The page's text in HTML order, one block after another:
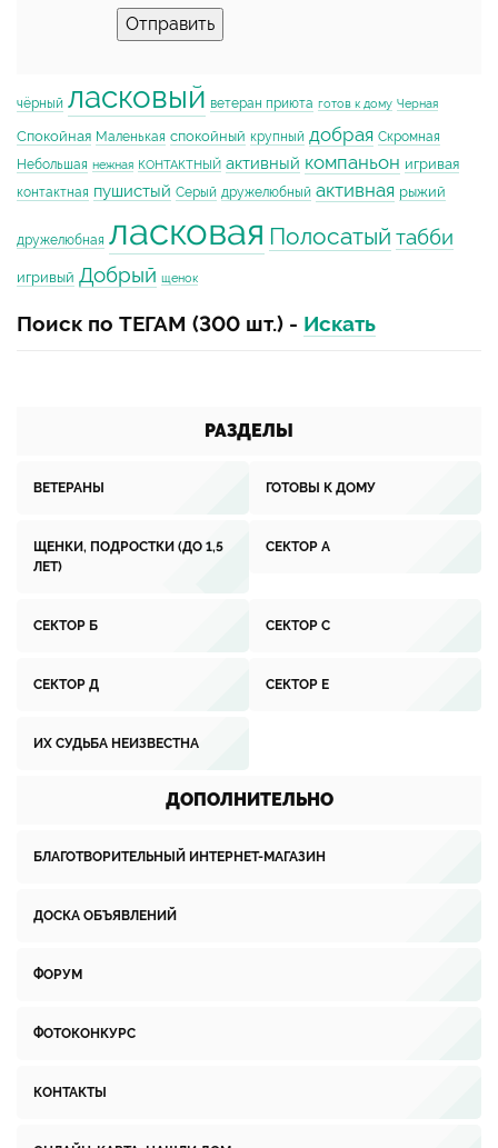
Отправить
чёрный ласковый ветеран приюта готов к дому Черная
Спокойная Маленькая спокойный крупный добрая Скромная
Небольшая нежная КОНТАКТНЫЙ активный компаньон игривая
контактная пушистый Серый дружелюбный активная рыжий
дружелюбная ласковая Полосатый табби
игривый Добрый щенок
Поиск по ТЕГАМ (300 шт.) - Искать
РАЗДЕЛЫ
ВЕТЕРАНЫ ГОТОВЫ К ДОМУ
ЩЕНКИ, ПОДРОСТКИ (ДО 1,5
ЛЕТ)
СЕКТОР А
СЕКТОР Б СЕКТОР С
СЕКТОР Д СЕКТОР Е
ИХ СУДЬБА НЕИЗВЕСТНА
ДОПОЛНИТЕЛЬНО
БЛАГОТВОРИТЕЛЬНЫЙ ИНТЕРНЕТ-МАГАЗИН
ДОСКА ОБЪЯВЛЕНИЙ
ФОРУМ
ФОТОКОНКУРС
КОНТАКТЫ